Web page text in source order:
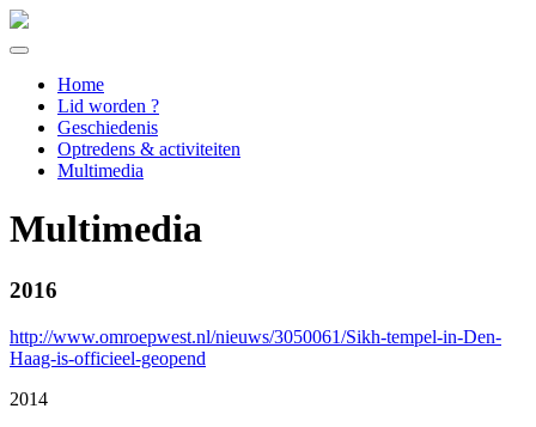
Home
Lid worden ?
Geschiedenis
Optredens & activiteiten
Multimedia
Multimedia
2016
http://www.omroepwest.nl/nieuws/3050061/Sikh-tempel-in-Den-
Haag-is-officieel-geopend
2014